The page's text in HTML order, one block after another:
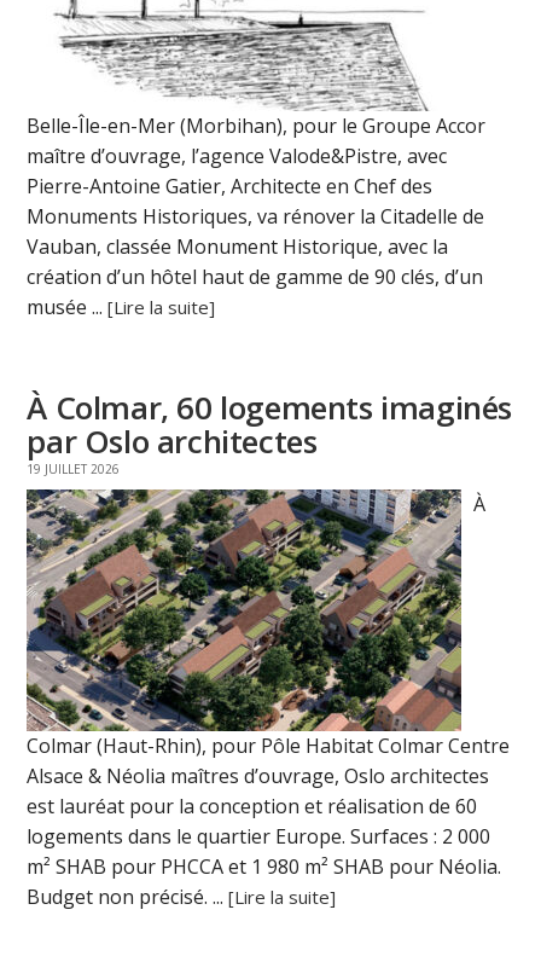
Belle-Île-en-Mer (Morbihan), pour le Groupe Accor
maître d’ouvrage, l’agence Valode&Pistre, avec
Pierre-Antoine Gatier, Architecte en Chef des
Monuments Historiques, va rénover la Citadelle de
Vauban, classée Monument Historique, avec la
création d’un hôtel haut de gamme de 90 clés, d’un
musée ...[Lire la suite]
À Colmar, 60 logements imaginés
par Oslo architectes
19 JUILLET 2026
À
Colmar (Haut-Rhin), pour Pôle Habitat Colmar Centre
Alsace & Néolia maîtres d’ouvrage, Oslo architectes
est lauréat pour la conception et réalisation de 60
logements dans le quartier Europe. Surfaces : 2 000
m² SHAB pour PHCCA et 1 980 m² SHAB pour Néolia.
Budget non précisé. ...[Lire la suite]